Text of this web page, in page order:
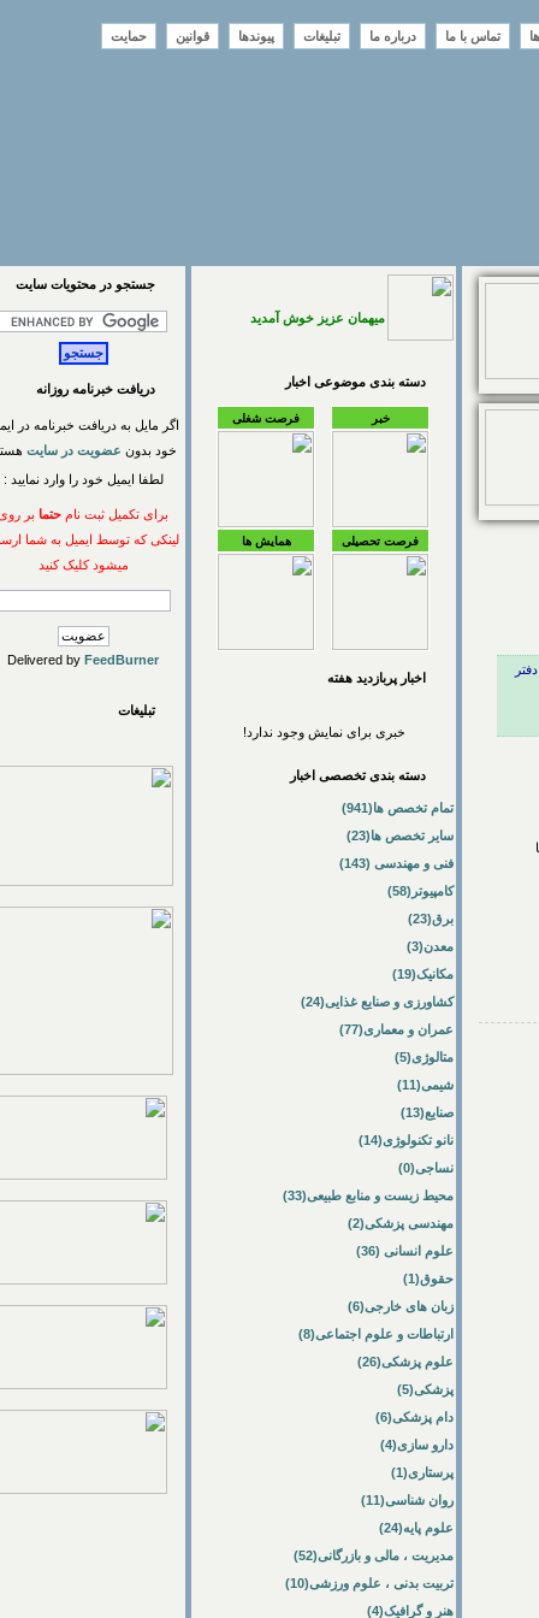
تماس با ما درباره ما تبلیغات پیوندها قوانین حمایت
میهمان عزیز خوش آمدید
دسته بندی موضوعی اخبار
فرصت شغلی
فرصت تحصیلی همایش ها
اخبار پربازديد هفته
خبری برای نمایش وجود ندارد!
دسته بندی تخصصی اخبار
تمام تخصص ها(941)
سایر تخصص ها(23)
فنی و مهندسی (143)
کامپیوتر(58)
برق(23)
معدن(3)
مکانیک(19)
کشاورزی و صنایع غذایی(24)
عمران و معماری(77)
متالوژی(5)
شیمی(11)
صنایع(13)
نانو تکنولوژی(14)
نساجی(0)
محیط زیست و منابع طبیعی(33)
مهندسی پزشکی(2)
علوم انسانی (36)
حقوق(1)
زبان های خارجی(6)
ارتباطات و علوم اجتماعی(8)
علوم پزشکی(26)
پزشکی(5)
دام پزشکی(6)
دارو سازی(4)
پرستاری(1)
روان شناسی(11)
علوم پایه(24)
مدیریت ، مالی و بازرگانی(52)
تربیت بدنی ، علوم ورزشی(10)
هنر و گرافیک(4)
جستجو در محتويات سايت
دریافت خبرنامه روزانه
اگر مایل به دریافت خبرنامه در ایمیل
خود بدونعضویت در سایتهستید
لطفا ایمیل خود را وارد نمایید :
برای تکمیل ثبت نام حتمابر روی
لینکی که توسط ایمیل به شما ارسال
میشود کلیک کنید
Delivered byFeedBurner
تبلیغات